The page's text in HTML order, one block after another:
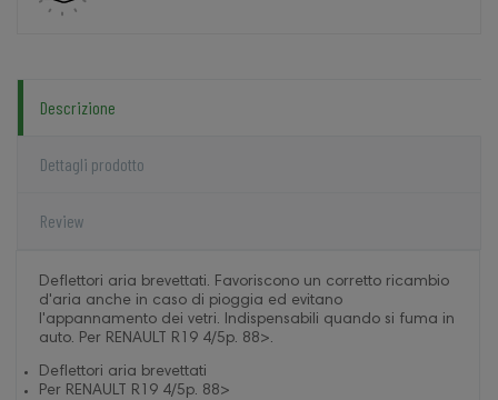
Descrizione
Dettagli prodotto
Review
Deflettori aria brevettati. Favoriscono un corretto ricambio
d'aria anche in caso di pioggia ed evitano
l'appannamento dei vetri. Indispensabili quando si fuma in
auto. Per RENAULT R19 4/5p. 88>.
Deflettori aria brevettati
Per RENAULT R19 4/5p. 88>